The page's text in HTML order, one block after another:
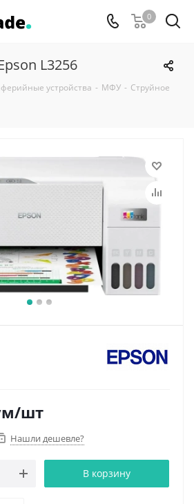
0
L3256
устройства - МФУ - Струйное
/шт
Нашли дешевле?
В корзину